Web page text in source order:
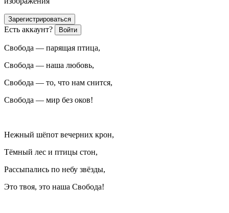
Зарегистрироваться
Есть аккаунт? Войти
Свобода — парящая птица,
Свобода — наша любовь,
Свобода — то, что нам снится,
Свобода — мир без оков!
Нежный шёпот вечерних крон,
Тёмный лес и птицы стон,
Рассыпались по небу звёзды,
Это твоя, это наша Свобода!